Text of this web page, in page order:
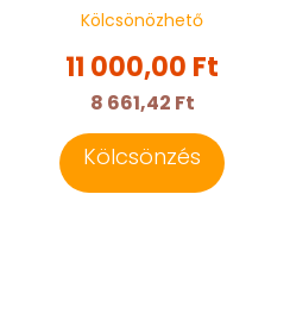
Kölcsönözhető
11 000,00 Ft
8 661,42 Ft
Kölcsönzés